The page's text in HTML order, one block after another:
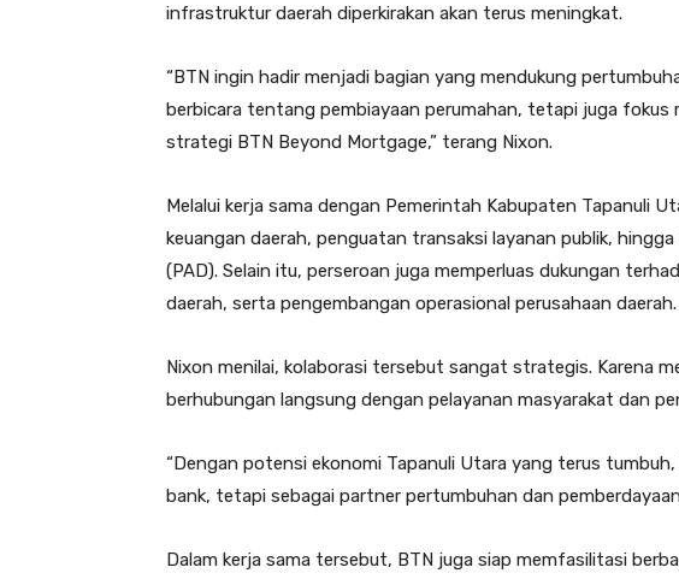
infrastruktur daerah diperkirakan akan terus meningkat.
“BTN ingin hadir menjadi bagian yang mendukung
berbicara tentang pembiayaan perumahan, tetapi juga fokus
strategi BTN Beyond Mortgage,” terang Nixon.
Melalui kerja sama dengan Pemerintah Kabupaten Tapanuli
keuangan daerah, penguatan transaksi layanan publik,
(PAD). Selain itu, perseroan juga memperluas dukungan
daerah, serta pengembangan operasional perusahaan daerah.
Nixon menilai, kolaborasi tersebut sangat strategis. Karena
berhubungan langsung dengan pelayanan masyarakat dan
“Dengan potensi ekonomi Tapanuli Utara yang terus
bank, tetapi sebagai partner pertumbuhan dan
Dalam kerja sama tersebut, BTN juga siap memfasilitasi